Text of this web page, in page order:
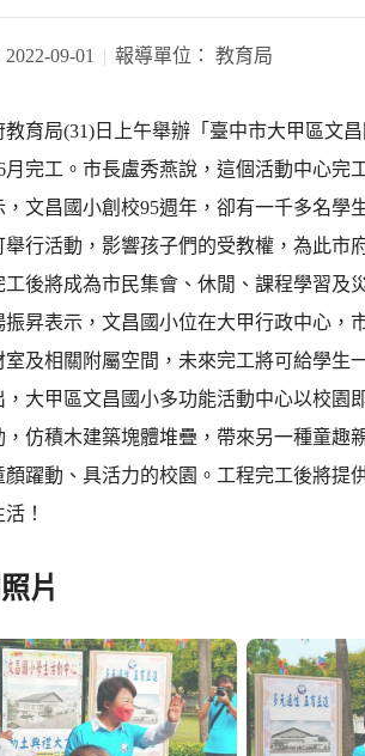
2022-09-01 報導單位： 教育局
教育局(31)日上午舉辦「臺中市大甲區文
月完工。市長盧秀燕說，這個活動中心完
，文昌國小創校95週年，卻有一千多名
舉行活動，影響孩子們的受教權，為此市
後將成為市民集會、休閒、課程學習及
昇表示，文昌國小位在大甲行政中心，
室及相關附屬空間，未來完工將可給學生
，大甲區文昌國小多功能活動中心以校園
，仿積木建築塊體堆疊，帶來另一種童趣
顏躍動、具活力的校園。工程完工後將提
！
片